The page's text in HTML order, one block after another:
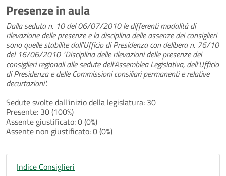
Presenze in aula
Dalla seduta n. 10 del 06/07/2010 le differenti modalità di
rilevazione delle presenze e la disciplina delle assenze dei consiglieri
sono quelle stabilite dall'Ufficio di Presidenza con delibera n. 76/10
del 16/06/2010 "Disciplina delle rilevazioni delle presenze dei
consiglieri regionali alle sedute dell'Assemblea Legislativa, dell'Ufficio
di Presidenza e delle Commissioni consiliari permanenti e relative
decurtazioni".
Sedute svolte dall'inizio della legislatura: 30
Presente: 30 (100%)
Assente giustificato: 0 (0%)
Assente non giustificato: 0 (0%)
Indice Consiglieri